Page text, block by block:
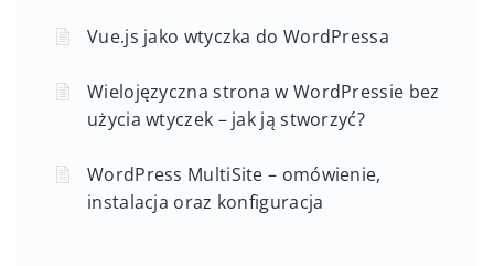
Vue.js jako wtyczka do WordPressa
Wielojęzyczna strona w WordPressie bez
użycia wtyczek – jak ją stworzyć?
WordPress MultiSite – omówienie,
instalacja oraz konfiguracja